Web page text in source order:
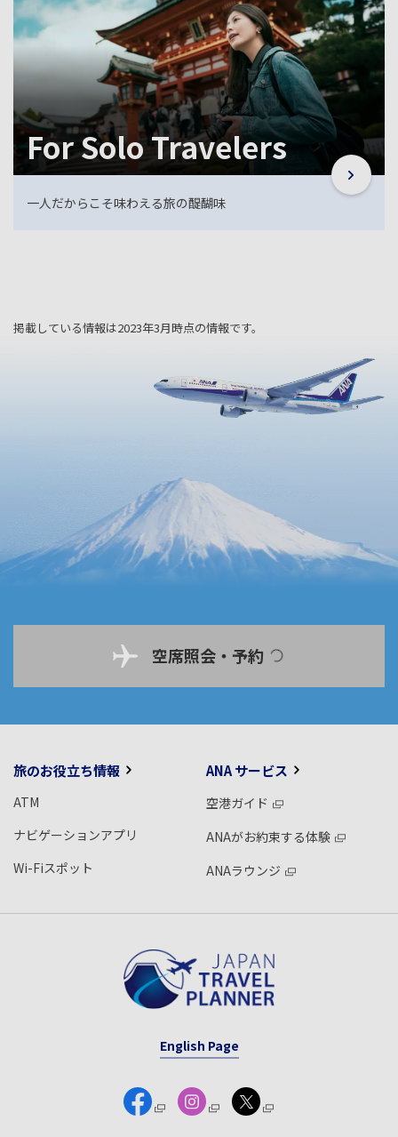
For Solo Travelers
一人だからこそ味わえる旅の醍醐味
掲載している情報は2023年3月時点の情報です。
空席照会・予約
旅のお役立ち情報
ATM
ナビゲーションアプリ
Wi-Fiスポット
ANA サービス
空港ガイド
ANAがお約束する体験
ANAラウンジ
English Page